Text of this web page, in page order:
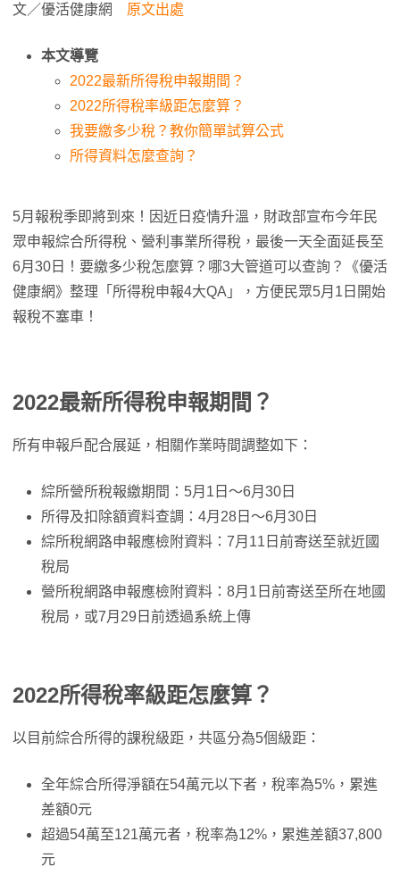
文／優活健康網 原文出處
本文導覽
2022最新所得稅申報期間？
2022所得稅率級距怎麼算？
我要繳多少稅？教你簡單試算公式
所得資料怎麼查詢？
5月報稅季即將到來！因近日疫情升溫，財政部宣布今年民
眾申報綜合所得稅、營利事業所得稅，最後一天全面延長至
6月30日！要繳多少稅怎麼算？哪3大管道可以查詢？《優活
健康網》整理「所得稅申報4大QA」，方便民眾5月1日開始
報稅不塞車！
2022最新所得稅申報期間？
所有申報戶配合展延，相關作業時間調整如下：
綜所營所稅報繳期間：5月1日～6月30日
所得及扣除額資料查調：4月28日～6月30日
綜所稅網路申報應檢附資料：7月11日前寄送至就近國
稅局
營所稅網路申報應檢附資料：8月1日前寄送至所在地國
稅局，或7月29日前透過系統上傳
2022所得稅率級距怎麼算？
以目前綜合所得的課稅級距，共區分為5個級距：
全年綜合所得淨額在54萬元以下者，稅率為5%，累進
差額0元
超過54萬至121萬元者，稅率為12%，累進差額37,800
元